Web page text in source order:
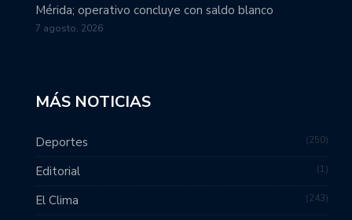
Mérida; operativo concluye con saldo blanco
7 agosto, 2026
MÁS NOTICIAS
Deportes 250
Editorial 1
El Clima 243